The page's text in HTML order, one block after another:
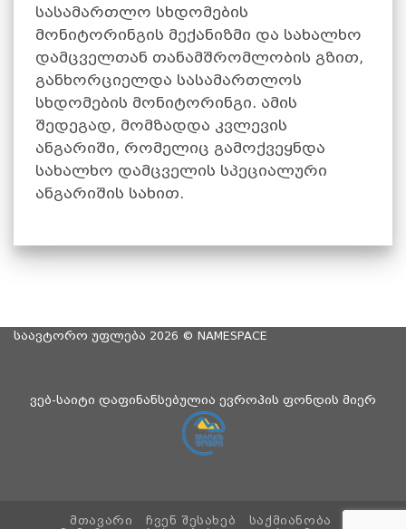
სასამართლო სხდომების
მონიტორინგის მექანიზმი და სახალხო
დამცველთან თანამშრომლობის გზით,
განხორციელდა სასამართლოს
სხდომების მონიტორინგი. ამის
შედეგად, მომზადდა კვლევის
ანგარიში, რომელიც გამოქვეყნდა
სახალხო დამცველის სპეციალური
ანგარიშის სახით.
საავტორო უფლება 2026 © NAMESPACE
ვებ-საიტი დაფინანსებულია ევროპის ფონდის მიერ
ᲛᲗᲐᲕᲐᲠᲘ ᲩᲕᲔᲜ ᲨᲔᲡᲐᲮᲔᲑ
ᲡᲐᲥᲛᲘᲐᲜᲝᲑᲐ